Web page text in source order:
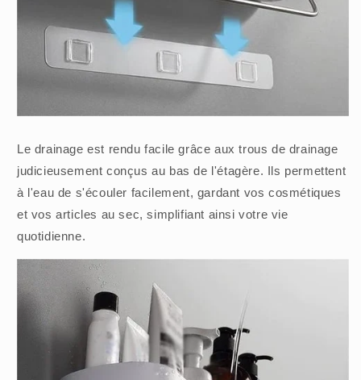
Le drainage est rendu facile grâce aux trous de drainage
judicieusement conçus au bas de l'étagère. Ils permettent
à l'eau de s'écouler facilement, gardant vos cosmétiques
et vos articles au sec, simplifiant ainsi votre vie
quotidienne.